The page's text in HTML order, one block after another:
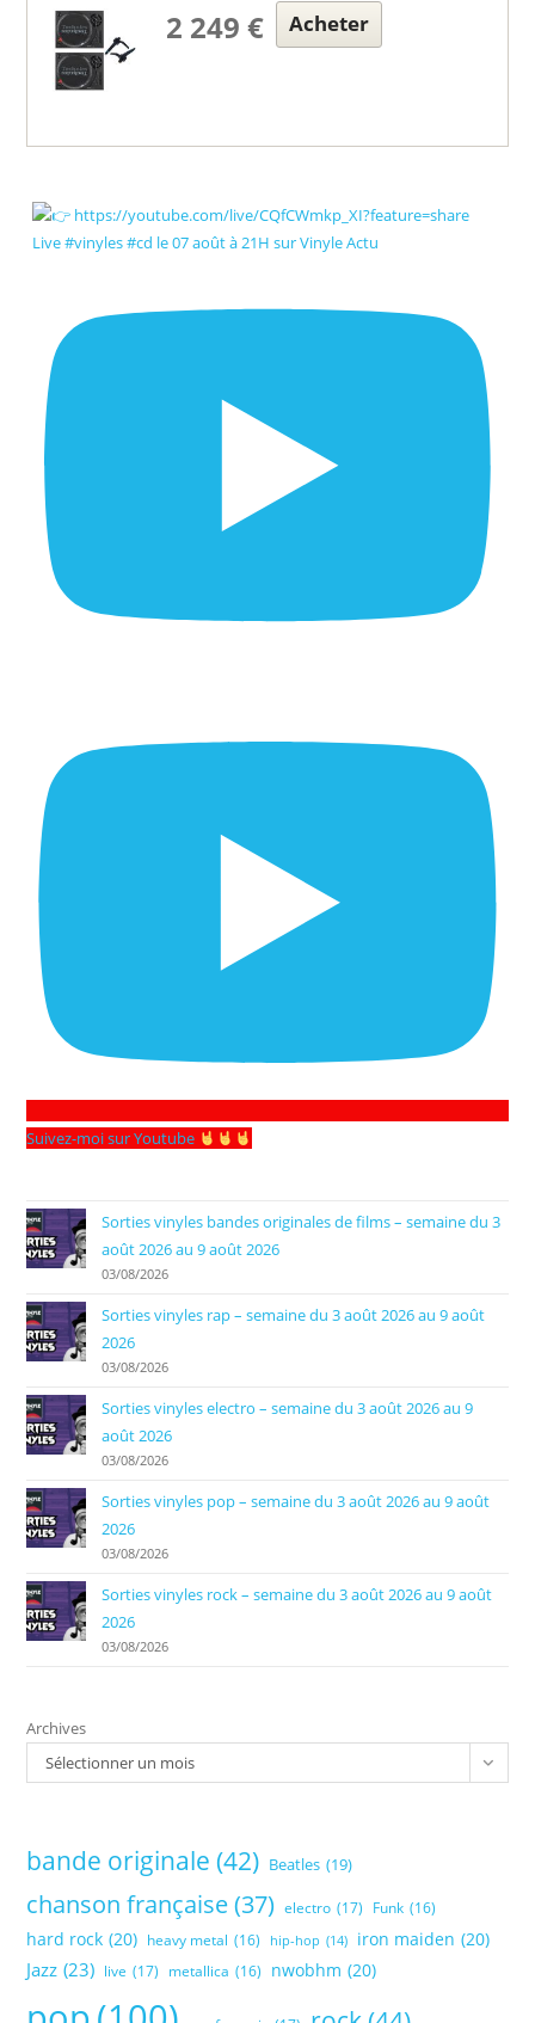
2 249 € Acheter
Live #vinyles #cd le 07 août à 21H sur Vinyle Actu
Suivez-moi sur Youtube
Sorties vinyles bandes originales de films – semaine du 3
août 2026 au 9 août 2026
03/08/2026
Sorties vinyles rap – semaine du 3 août 2026 au 9 août
2026
03/08/2026
Sorties vinyles electro – semaine du 3 août 2026 au 9
août 2026
03/08/2026
Sorties vinyles pop – semaine du 3 août 2026 au 9 août
2026
03/08/2026
Sorties vinyles rock – semaine du 3 août 2026 au 9 août
2026
03/08/2026
Archives
Sélectionner un mois
bande originale (42) Beatles (19)
chanson française (37) electro (17) Funk (16)
hard rock (20) heavy metal (16) hip-hop (14) iron maiden (20)
Jazz (23) live (17) metallica (16) nwobhm (20)